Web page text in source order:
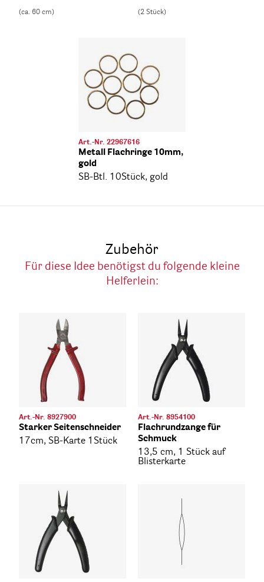
(ca. 60 cm) (2 Stück)
Art.-Nr. 22967616
Metall Flachringe 10mm,
gold
SB-Btl. 10Stück, gold
Zubehör
Für diese Idee benötigst du folgende kleine
Helferlein:
Art.-Nr. 8927900
Starker Seitenschneider
17cm, SB-Karte 1Stück
Art.-Nr. 8954100
Flachrundzange für
Schmuck
13,5 cm, 1 Stück auf
Blisterkarte